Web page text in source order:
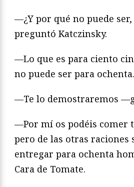
—¿Y por qué no puede
preguntó Katczinsky.
—Lo que es para ciento
no puede ser para ochenta.
—Te lo demostraremos
—Por mí os podéis comer
pero de las otras raciones
entregar para ochenta
Cara de Tomate.